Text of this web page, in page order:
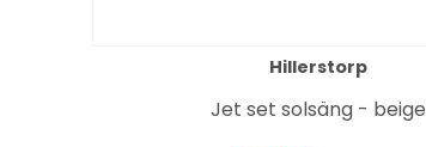
Hillerstorp
Jet set solsäng - beige